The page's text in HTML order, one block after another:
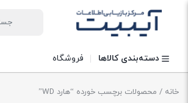
دسته‌بندی کالاها فروشگاه
خانه / محصولات برچسب خورده “هارد WD”